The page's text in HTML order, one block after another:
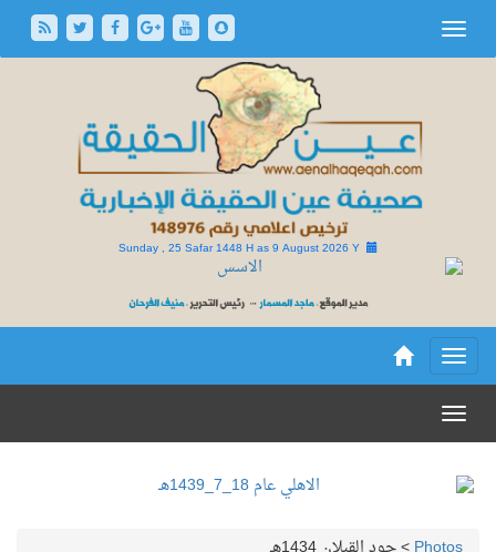
Sunday , 25 Safar 1448 H as9 August 2026 Y